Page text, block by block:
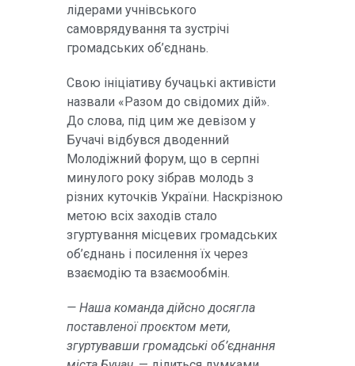
лідерами учнівського
самоврядування та зустрічі
громадських об’єднань.
Свою ініціативу бучацькі активісти
назвали «Разом до свідомих дій».
До слова, під цим же девізом у
Бучачі відбувся дводенний
Молодіжний форум, що в серпні
минулого року зібрав молодь з
різних куточків України. Наскрізною
метою всіх заходів стало
згуртування місцевих громадських
об’єднань і посилення їх через
взаємодію та взаємообмін.
— Наша команда дійсно досягла
поставленої проєктом мети,
згуртувавши громадські об’єднання